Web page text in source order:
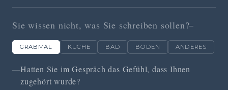
Sie wissen nicht, was Sie schreiben sollen?
GRABMAL KÜCHE BAD BODEN ANDERES
Hatten Sie im Gespräch das Gefühl, dass Ihnen
zugehört wurde?